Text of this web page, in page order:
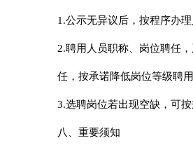
1.公示无异议后，按程序办
2.聘用人员职称、岗位聘任
任，按承诺降低岗位等级聘用
3.选聘岗位若出现空缺，可按
八、重要须知